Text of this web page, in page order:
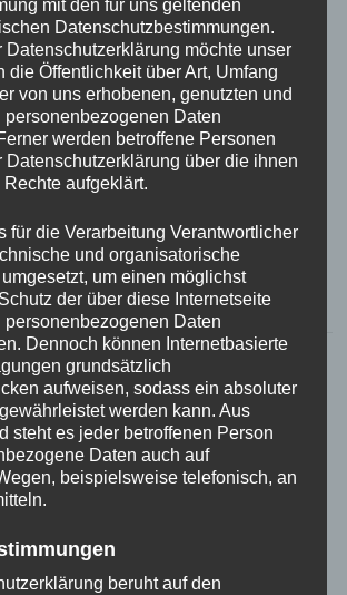
Gedichte und so)
mit den für uns geltenden
Datenschutzbestimmungen.
Datenschutzerklärung möchte unser
die Öffentlichkeit über Art, Umfang
von uns erhobenen, genutzten und
personenbezogenen Daten
werden betroffene Personen
Datenschutzerklärung über die ihnen
aufgeklärt.
für die Verarbeitung Verantwortlicher
und organisatorische
um einen möglichst
der über diese Internetseite
personenbezogenen Daten
Dennoch können Internetbasierte
grundsätzlich
aufweisen, sodass ein absoluter
werden kann. Aus
steht es jeder betroffenen Person
Daten auch auf
beispielsweise telefonisch, an
beruht auf den